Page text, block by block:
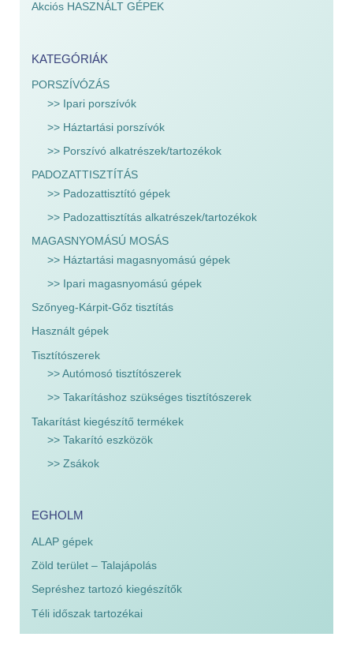
Akciós HASZNÁLT GÉPEK
KATEGÓRIÁK
PORSZÍVÓZÁS
>> Ipari porszívók
>> Háztartási porszívók
>> Porszívó alkatrészek/tartozékok
PADOZATTISZTÍTÁS
>> Padozattisztító gépek
>> Padozattisztítás alkatrészek/tartozékok
MAGASNYOMÁSÚ MOSÁS
>> Háztartási magasnyomású gépek
>> Ipari magasnyomású gépek
Szőnyeg-Kárpit-Gőz tisztítás
Használt gépek
Tisztítószerek
>> Autómosó tisztítószerek
>> Takarításhoz szükséges tisztítószerek
Takarítást kiegészítő termékek
>> Takarító eszközök
>> Zsákok
EGHOLM
ALAP gépek
Zöld terület – Talajápolás
Sepréshez tartozó kiegészítők
Téli időszak tartozékai